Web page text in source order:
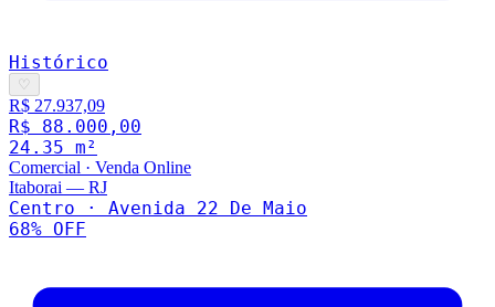
Histórico
♡
R$ 27.937,09
R$ 88.000,00
24.35 m²
Comercial · Venda Online
Itaborai — RJ
Centro · Avenida 22 De Maio
68% OFF